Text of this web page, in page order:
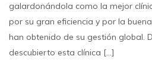
galardonándola como la mejor
por su gran eficiencia y por la
han obtenido de su gestión global.
descubierto esta clínica [...]